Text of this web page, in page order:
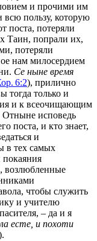
и прочими им
пользу, которую
поста, потеряли
Таин, попрали их,
потеряли
нам милосердием
Се ныне время
6:2), прилично
тогда только и
и к всеочищающим
Отныне исповедь
поста, и кто знает,
и
в тех самых
покаяния
возлюбленные
чтобы служить
и учителю
– да и я
есте, и похоти